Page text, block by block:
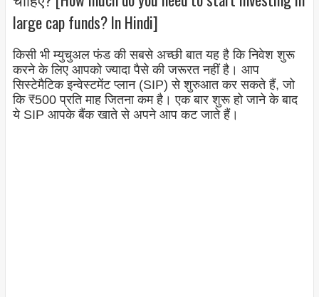
large cap funds? In Hindi]
किसी भी म्युचुअल फंड की सबसे अच्छी बात यह है कि निवेश शुरू
करने के लिए आपको ज्यादा पैसे की जरूरत नहीं है। आप
सिस्टेमैटिक इन्वेस्टमेंट प्लान (SIP) से शुरुआत कर सकते हैं, जो
कि ₹500 प्रति माह जितना कम है। एक बार शुरू हो जाने के बाद
ये SIP आपके बैंक खाते से अपने आप कट जाते हैं।